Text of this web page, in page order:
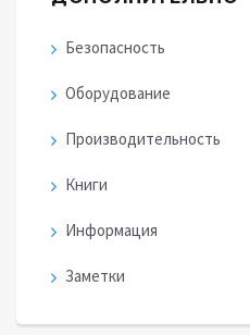
Безопасность
Оборудование
Производительность
Книги
Информация
Заметки